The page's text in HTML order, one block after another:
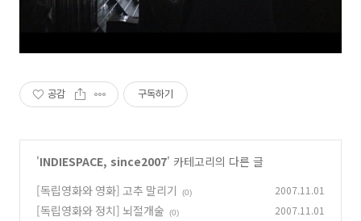
공감 구독하기
'INDIESPACE, since2007' 카테고리의 다른 글
[독립영화와 영화] 고추 말리기
(0) 2007.11.01
[독립영화와 정치] 뇌절개술 (0) 2007.11.01